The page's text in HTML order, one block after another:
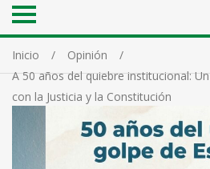
Inicio
Opinión
A 50 años del quiebre institucional:
con la Justicia y la Constitución